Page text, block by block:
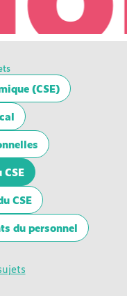
(CSE)
CSE
du personnel